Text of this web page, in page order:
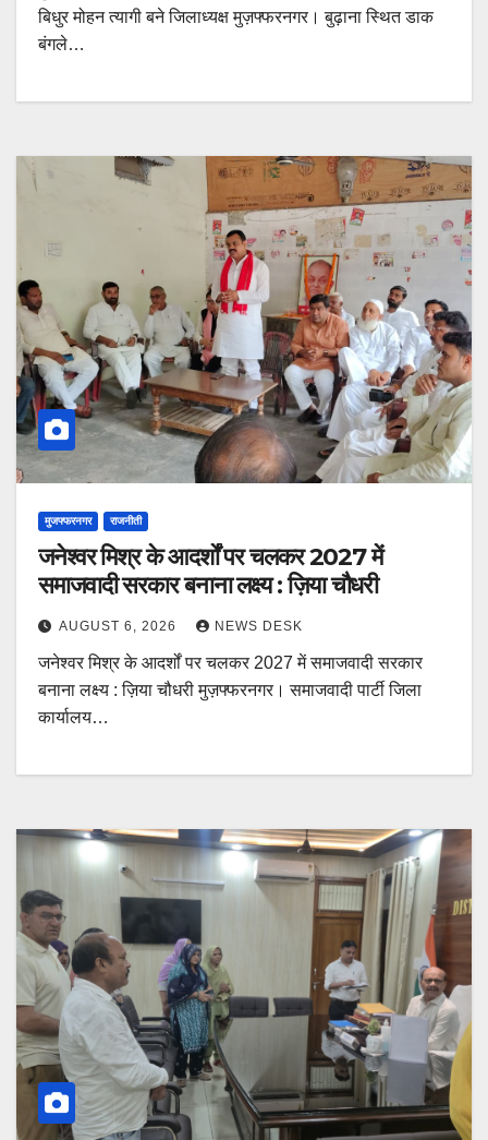
बिधुर मोहन त्यागी बने जिलाध्यक्ष मुज़फ्फरनगर। बुढ़ाना स्थित डाक
बंगले…
मुजफ्फरनगर राजनीती
जनेश्वर मिश्र के आदर्शों पर चलकर 2027 में
समाजवादी सरकार बनाना लक्ष्य : ज़िया चौधरी
AUGUST 6, 2026 NEWS DESK
जनेश्वर मिश्र के आदर्शों पर चलकर 2027 में समाजवादी सरकार
बनाना लक्ष्य : ज़िया चौधरी मुज़फ्फरनगर। समाजवादी पार्टी जिला
कार्यालय…